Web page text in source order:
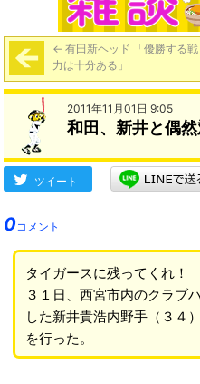
← 有田新ヘッド 「優勝する戦
力は十分ある」
2011年11月01日 9:05
和田、新井と偶
ツイート
0コメント
タイガースに残ってくれ
３１日、西宮市内のクラブ
した新井貴浩内野手（３４
を行った。